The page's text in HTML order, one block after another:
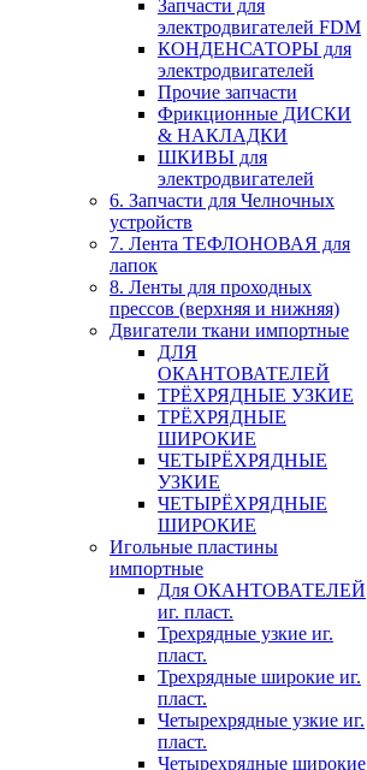
Запчасти для
электродвигателей FDM
КОНДЕНСАТОРЫ для
электродвигателей
Прочие запчасти
Фрикционные ДИСКИ
& НАКЛАДКИ
ШКИВЫ для
электродвигателей
6. Запчасти для Челночных
устройств
7. Лента ТЕФЛОНОВАЯ для
лапок
8. Ленты для проходных
прессов (верхняя и нижняя)
Двигатели ткани импортные
ДЛЯ
ОКАНТОВАТЕЛЕЙ
ТРЁХРЯДНЫЕ УЗКИЕ
ТРЁХРЯДНЫЕ
ШИРОКИЕ
ЧЕТЫРЁХРЯДНЫЕ
УЗКИЕ
ЧЕТЫРЁХРЯДНЫЕ
ШИРОКИЕ
Игольные пластины
импортные
Для ОКАНТОВАТЕЛЕЙ
иг. пласт.
Трехрядные узкие иг.
пласт.
Трехрядные широкие иг.
пласт.
Четырехрядные узкие иг.
пласт.
Четырехрядные широкие